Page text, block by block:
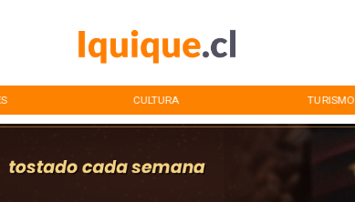
CULTURA TURISMO